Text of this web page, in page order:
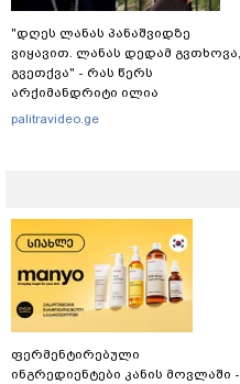
"დღეს ლანას პანაშვიდზე
ვიყავით. ლანას დედამ გვთხოვა,
გვეთქვა" - რას წერს
არქიმანდრიტი ილია
თოლორაია სოციალურ
palitravideo.ge
ფერმენტირებული
ინგრედიენტები კანის მოვლაში -